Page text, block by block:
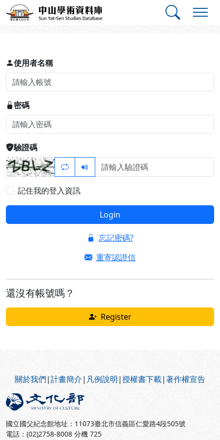
跳到主要內容
中山學術資料庫
登入
使用者名稱
密碼
驗證碼
記住我的登入資訊
Login
忘記密碼?
重寄認證信
還沒有帳號嗎？
Register
關於我們|計畫簡介| 凡例說明|授權書下載|著作權宣告
國立國父紀念館地址：11073臺北市信義區仁愛路4段505號
電話：(02)2758-8008 分機 725